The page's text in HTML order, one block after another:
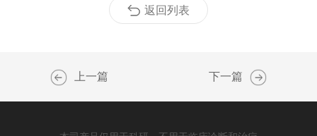
返回列表
上一篇 下一篇